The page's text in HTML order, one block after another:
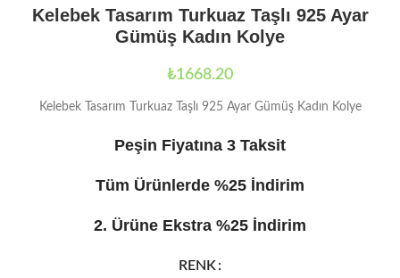
Kelebek Tasarım Turkuaz Taşlı 925 Ayar
Gümüş Kadın Kolye
₺1668.20
Kelebek Tasarım Turkuaz Taşlı 925 Ayar Gümüş Kadın Kolye
Peşin Fiyatına 3 Taksit
Tüm Ürünlerde %25 İndirim
2. Ürüne Ekstra %25 İndirim
RENK